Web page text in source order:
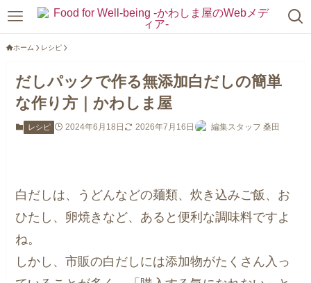
ホーム レシピ
だしパックで作る無添加白だしの簡単
な作り方｜かわしま屋
レシピ 2024年6月18日 2026年7月16日 編集スタッフ 桑田
白だしは、うどんなどの麺類、炊き込みご飯、お
ひたし、卵焼きなど、あると便利な調味料ですよ
ね。
しかし、市販の白だしには添加物がたくさん入っ